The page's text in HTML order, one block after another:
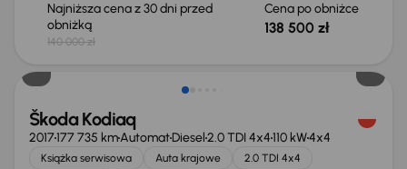
Najniższa cena z 30 dni przed
obniżką
140 000 zł
Cena po obniżce
138 500 zł
Taniej o 1 000 zł
Škoda Kodiaq
2017177 735 kmAutomatDiesel2.0 TDI 4x4110 kW4x4
Książka serwisowa Auta krajowe
2.0 TDI 4x4